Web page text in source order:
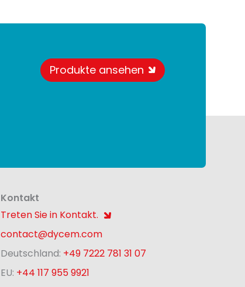
Produkte ansehen
Kontakt
Treten Sie in Kontakt.
contact@dycem.com
Deutschland: +49 7222 781 31 07
EU: +44 117 955 9921